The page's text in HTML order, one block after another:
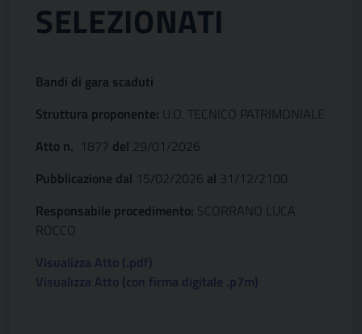
SELEZIONATI
Bandi di gara scaduti
Struttura proponente: U.O. TECNICO PATRIMONIALE
Atto n. 1877 del 29/01/2026
Pubblicazione dal 15/02/2026 al 31/12/2100
Responsabile procedimento: SCORRANO LUCA
ROCCO
Visualizza Atto (.pdf)
Visualizza Atto (con firma digitale .p7m)